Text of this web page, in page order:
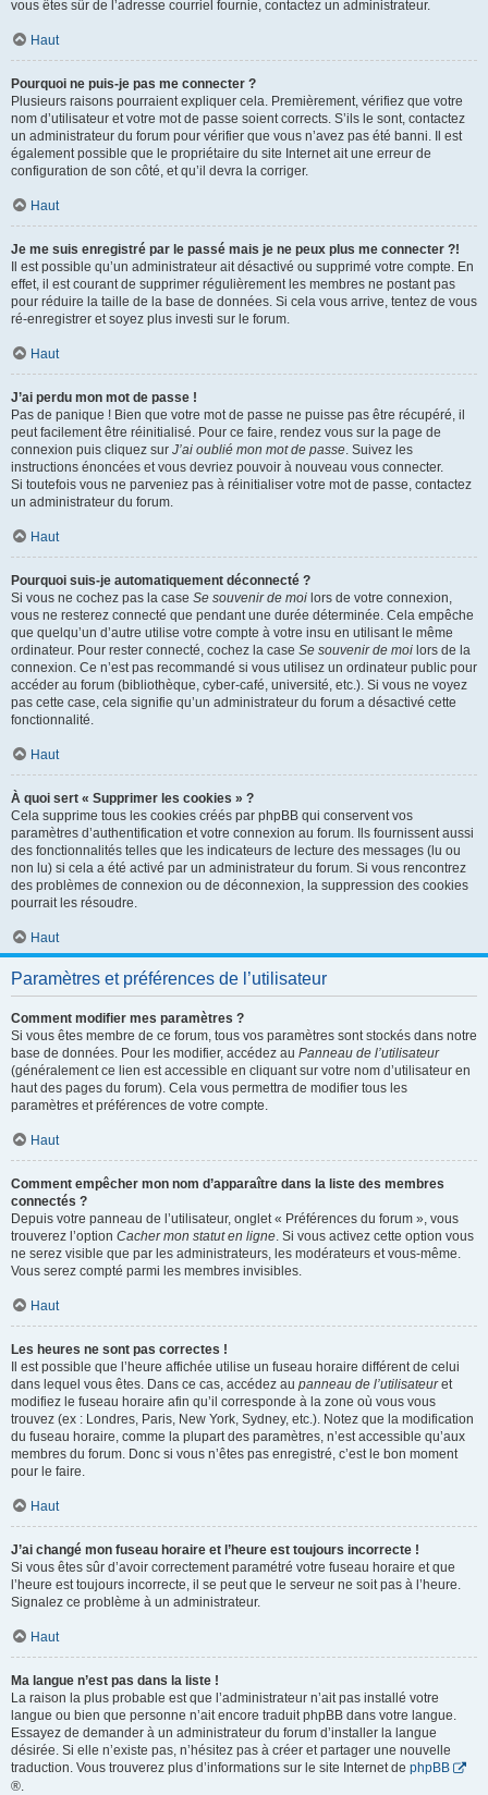
vous êtes sûr de l’adresse courriel fournie, contactez un administrateur.
Haut
Pourquoi ne puis-je pas me connecter ?
Plusieurs raisons pourraient expliquer cela. Premièrement, vérifiez que votre
nom d’utilisateur et votre mot de passe soient corrects. S’ils le sont, contactez
un administrateur du forum pour vérifier que vous n’avez pas été banni. Il est
également possible que le propriétaire du site Internet ait une erreur de
configuration de son côté, et qu’il devra la corriger.
Haut
Je me suis enregistré par le passé mais je ne peux plus me connecter ?!
Il est possible qu’un administrateur ait désactivé ou supprimé votre compte. En
effet, il est courant de supprimer régulièrement les membres ne postant pas
pour réduire la taille de la base de données. Si cela vous arrive, tentez de vous
ré-enregistrer et soyez plus investi sur le forum.
Haut
J’ai perdu mon mot de passe !
Pas de panique ! Bien que votre mot de passe ne puisse pas être récupéré, il
peut facilement être réinitialisé. Pour ce faire, rendez vous sur la page de
connexion puis cliquez sur J’ai oublié mon mot de passe. Suivez les
instructions énoncées et vous devriez pouvoir à nouveau vous connecter.
Si toutefois vous ne parveniez pas à réinitialiser votre mot de passe, contactez
un administrateur du forum.
Haut
Pourquoi suis-je automatiquement déconnecté ?
Si vous ne cochez pas la case Se souvenir de moi lors de votre connexion,
vous ne resterez connecté que pendant une durée déterminée. Cela empêche
que quelqu’un d’autre utilise votre compte à votre insu en utilisant le même
ordinateur. Pour rester connecté, cochez la case Se souvenir de moi lors de la
connexion. Ce n’est pas recommandé si vous utilisez un ordinateur public pour
accéder au forum (bibliothèque, cyber-café, université, etc.). Si vous ne voyez
pas cette case, cela signifie qu’un administrateur du forum a désactivé cette
fonctionnalité.
Haut
À quoi sert « Supprimer les cookies » ?
Cela supprime tous les cookies créés par phpBB qui conservent vos
paramètres d’authentification et votre connexion au forum. Ils fournissent aussi
des fonctionnalités telles que les indicateurs de lecture des messages (lu ou
non lu) si cela a été activé par un administrateur du forum. Si vous rencontrez
des problèmes de connexion ou de déconnexion, la suppression des cookies
pourrait les résoudre.
Haut
Paramètres et préférences de l’utilisateur
Comment modifier mes paramètres ?
Si vous êtes membre de ce forum, tous vos paramètres sont stockés dans notre
base de données. Pour les modifier, accédez au Panneau de l’utilisateur
(généralement ce lien est accessible en cliquant sur votre nom d’utilisateur en
haut des pages du forum). Cela vous permettra de modifier tous les
paramètres et préférences de votre compte.
Haut
Comment empêcher mon nom d’apparaître dans la liste des membres
connectés ?
Depuis votre panneau de l’utilisateur, onglet « Préférences du forum », vous
trouverez l’option Cacher mon statut en ligne. Si vous activez cette option vous
ne serez visible que par les administrateurs, les modérateurs et vous-même.
Vous serez compté parmi les membres invisibles.
Haut
Les heures ne sont pas correctes !
Il est possible que l’heure affichée utilise un fuseau horaire différent de celui
dans lequel vous êtes. Dans ce cas, accédez au panneau de l’utilisateuret
modifiez le fuseau horaire afin qu’il corresponde à la zone où vous vous
trouvez (ex : Londres, Paris, New York, Sydney, etc.). Notez que la modification
du fuseau horaire, comme la plupart des paramètres, n’est accessible qu’aux
membres du forum. Donc si vous n’êtes pas enregistré, c’est le bon moment
pour le faire.
Haut
J’ai changé mon fuseau horaire et l’heure est toujours incorrecte !
Si vous êtes sûr d’avoir correctement paramétré votre fuseau horaire et que
l’heure est toujours incorrecte, il se peut que le serveur ne soit pas à l’heure.
Signalez ce problème à un administrateur.
Haut
Ma langue n’est pas dans la liste !
La raison la plus probable est que l’administrateur n’ait pas installé votre
langue ou bien que personne n’ait encore traduit phpBB dans votre langue.
Essayez de demander à un administrateur du forum d’installer la langue
désirée. Si elle n’existe pas, n’hésitez pas à créer et partager une nouvelle
traduction. Vous trouverez plus d’informations sur le site Internet de phpBB
®.